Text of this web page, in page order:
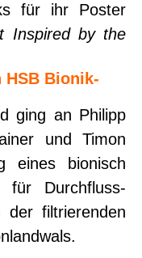
für ihr Poster
Inspired by the
HSB Bionik-
ging an Philipp
und Timon
eines bionisch
für Durchfluss-
der filtrierenden